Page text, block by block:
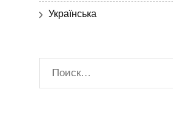
Українська
Найти: